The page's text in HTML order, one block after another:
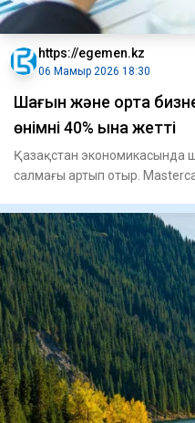
https://egemen.kz
06 Мамыр 2026 18:30
Шағын және орта
өнімнің 40% ына жетті
Қазақстан экономикасында
салмағы артып отыр.